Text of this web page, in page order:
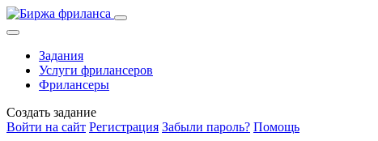
Задания
Услуги фрилансеров
Фрилансеры
Создать задание
Войти на сайт Регистрация Забыли пароль? Помощь